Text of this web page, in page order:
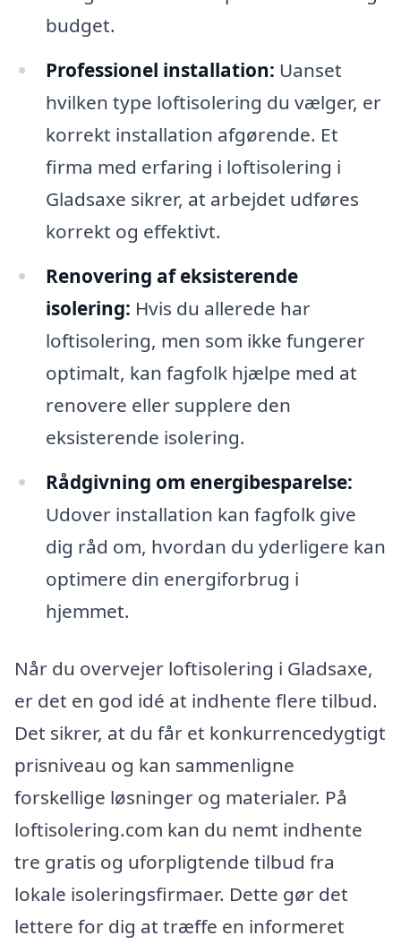
budget.
Professionel installation: Uanset
hvilken type loftisolering du vælger, er
korrekt installation afgørende. Et
firma med erfaring i loftisolering i
Gladsaxe sikrer, at arbejdet udføres
korrekt og effektivt.
Renovering af eksisterende
isolering: Hvis du allerede har
loftisolering, men som ikke fungerer
optimalt, kan fagfolk hjælpe med at
renovere eller supplere den
eksisterende isolering.
Rådgivning om energibesparelse:
Udover installation kan fagfolk give
dig råd om, hvordan du yderligere kan
optimere din energiforbrug i
hjemmet.
Når du overvejer loftisolering i Gladsaxe,
er det en god idé at indhente flere tilbud.
Det sikrer, at du får et konkurrencedygtigt
prisniveau og kan sammenligne
forskellige løsninger og materialer. På
loftisolering.com kan du nemt indhente
tre gratis og uforpligtende tilbud fra
lokale isoleringsfirmaer. Dette gør det
lettere for dig at træffe en informeret